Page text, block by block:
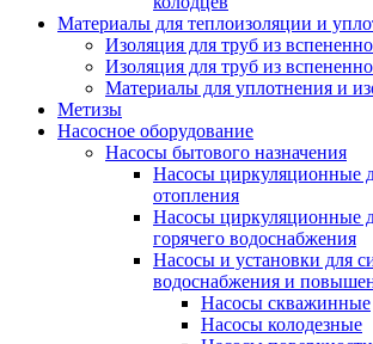
Материалы для теплоизоляции и
Изоляция для труб из
Изоляция для труб из
Материалы для уплотнения и
Метизы
Насосное оборудование
Насосы бытового назначения
Насосы циркуляционные
отопления
Насосы циркуляционные
горячего водоснабжения
Насосы и установки для
водоснабжения и
Насосы скважинные
Насосы колодезные